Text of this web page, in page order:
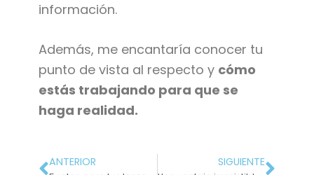
información.
Además, me encantaría conocer tu
punto de vista al respecto y cómo
estás trabajando para que se
haga realidad.
ANTERIOR SIGUIENTE